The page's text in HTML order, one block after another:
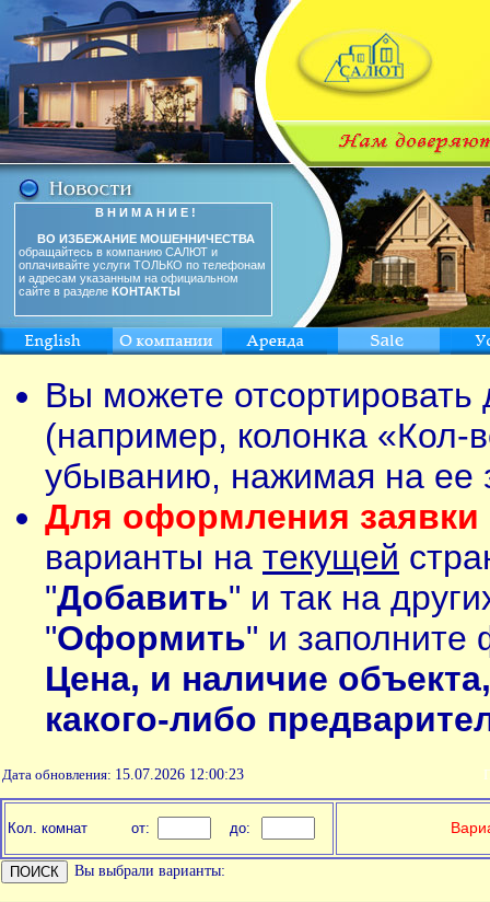
В Н И М А Н И Е !
ВО ИЗБЕЖАНИЕ МОШЕННИЧЕСТВА
обращайтесь в компанию САЛЮТ и
оплачивайте услуги ТОЛЬКО по телефонам
и адресам указанным на официальном
сайте в разделе КОНТАКТЫ
Вы можете
(например, колонка «Кол-
убыванию, нажимая на ее
Для оформления заявки
варианты на текущей
"Добавить" и так на
"Оформить" и заполните
Цена, и наличие
какого-либо
Дата обновления: 15.07.2026 12:00:23
Кол. комнат от: до:
Вы выбрали варианты: